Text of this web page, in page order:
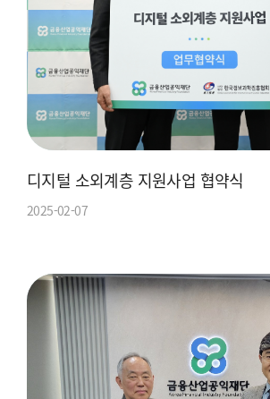
디지털 소외계층 지원사업 협약식
2025-02-07